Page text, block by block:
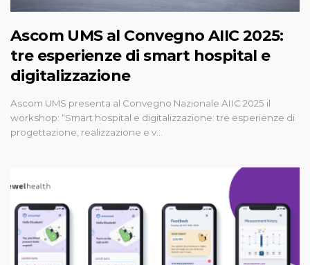
Ascom UMS al Convegno AIIC 2025:
tre esperienze di smart hospital e
digitalizzazione
Ascom UMS presenta al Convegno Nazionale AIIC 2025 il
workshop: “Smart hospital e digitalizzazione: tre esperienze di
progettazione, realizzazione e v…